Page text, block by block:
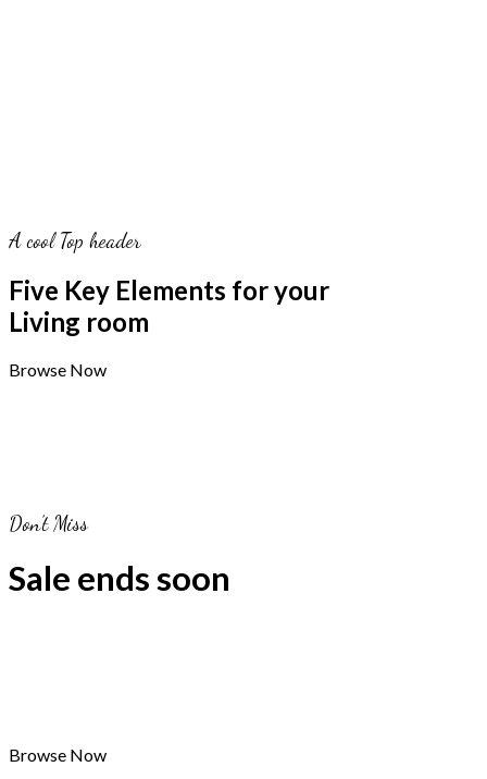
A cool Top header
Five Key Elements for your
Living room
Browse Now
Don’t Miss
Sale ends soon
Browse Now